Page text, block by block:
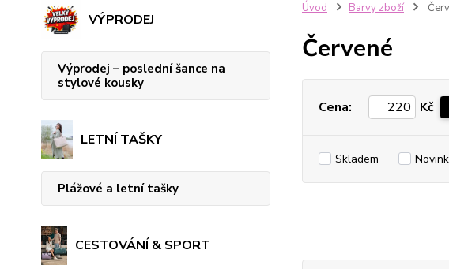
VÝPRODEJ
Výprodej – poslední šance na
stylové kousky
LETNÍ TAŠKY
Plážové a letní tašky
CESTOVÁNÍ & SPORT
Úvod Barvy zboží
Červené
Cena: Kč
Skladem